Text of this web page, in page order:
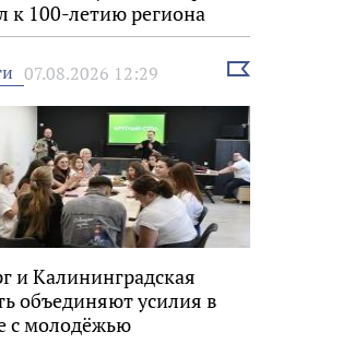
к 100-летию региона
07.08.2026 12:29
Выбрать
и Калининградская
объединяют усилия в
с молодёжью